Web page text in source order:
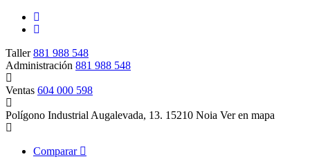
Taller881 988 548
Administración 881 988 548
Ventas 604 000 598
Polígono Industrial Augalevada, 13. 15210 Noia Ver en mapa
Comparar